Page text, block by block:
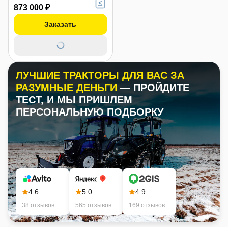
873 000 ₽
Заказать
ЛУЧШИЕ ТРАКТОРЫ ДЛЯ ВАС ЗА
РАЗУМНЫЕ ДЕНЬГИ — ПРОЙДИТЕ
ТЕСТ, И МЫ ПРИШЛЕМ
ПЕРСОНАЛЬНУЮ ПОДБОРКУ
4.6
38 отзывов
5.0
565 отзывов
4.9
169 отзывов